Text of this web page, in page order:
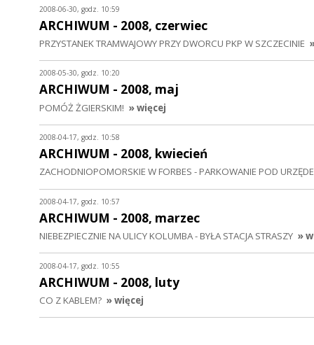
2008-06-30, godz. 10:59
ARCHIWUM - 2008, czerwiec
PRZYSTANEK TRAMWAJOWY PRZY DWORCU PKP W SZCZECINIE
2008-05-30, godz. 10:20
ARCHIWUM - 2008, maj
POMÓŻ ŻGIERSKIM! » więcej
2008-04-17, godz. 10:58
ARCHIWUM - 2008, kwiecień
ZACHODNIOPOMORSKIE W FORBES - PARKOWANIE POD
2008-04-17, godz. 10:57
ARCHIWUM - 2008, marzec
NIEBEZPIECZNIE NA ULICY KOLUMBA - BYŁA STACJA STRASZY »
2008-04-17, godz. 10:55
ARCHIWUM - 2008, luty
CO Z KABLEM? » więcej